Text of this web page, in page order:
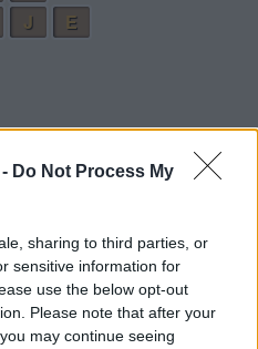
Do Not Process My
sharing to third parties, or
sensitive information for
use the below opt-out
Please note that after your
may continue seeing
J
E